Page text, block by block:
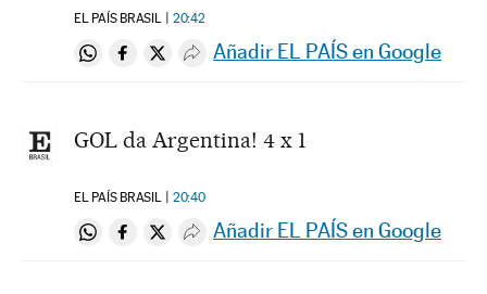
EL PAÍS BRASIL 20:42
Compartir en Whatsapp
Compartir en Facebook
Compartir en Twitter
Desplegar Redes Sociales
Añadir EL PAÍS en Google
GOL da Argentina! 4 x 1
EL PAÍS BRASIL 20:40
Compartir en Whatsapp
Compartir en Facebook
Compartir en Twitter
Desplegar Redes Sociales
Añadir EL PAÍS en Google